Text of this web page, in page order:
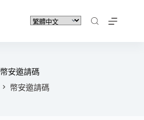
幣安邀請碼
幣安邀請碼